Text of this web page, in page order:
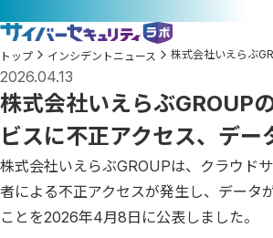
トップ インシデントニュース 株式会社いえらぶ
2026.04.13
株式会社いえらぶGROUP
ビスに不正アクセス、デー
株式会社いえらぶGROUPは、クラウド
者による不正アクセスが発生し、データ
ことを2026年4月8日に公表しました。